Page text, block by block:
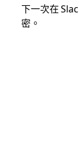
下一次在
密。